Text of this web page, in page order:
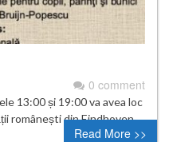
0 comment
13:00 și 19:00 va avea loc
românești din Eindhoven.
Read More >>